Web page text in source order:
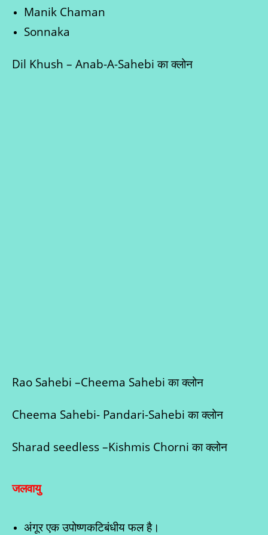
Manik Chaman
Sonnaka
Dil Khush – Anab-A-Sahebi का क्लोन
Rao Sahebi –Cheema Sahebi का क्लोन
Cheema Sahebi- Pandari-Sahebi का क्लोन
Sharad seedless –Kishmis Chorni का क्लोन
जलवायु
अंगूर एक उपोष्णकटिबंधीय फल है।